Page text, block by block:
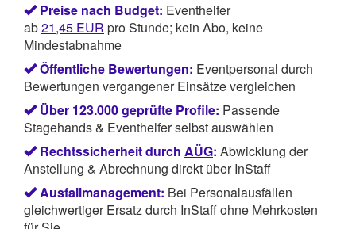
Preise nach Budget: Eventhelfer
ab21,45 EUR pro Stunde; kein Abo, keine
Mindestabnahme
Öffentliche Bewertungen: Eventpersonal durch
Bewertungen vergangener Einsätze vergleichen
Über 123.000 geprüfte Profile: Passende
Stagehands & Eventhelfer selbst auswählen
Rechtssicherheit durch AÜG: Abwicklung der
Anstellung & Abrechnung direkt über InStaff
Ausfallmanagement: Bei Personalausfällen
gleichwertiger Ersatz durch InStaffohne Mehrkosten